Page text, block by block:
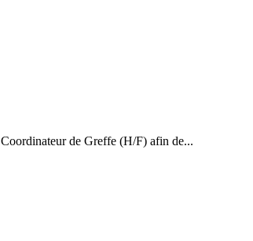
de Greffe (H/F) afin de...